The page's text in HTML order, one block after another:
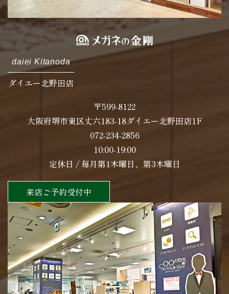
daiei Kitanoda
ダイエー北野田店
〒599-8122
大阪府堺市東区丈六183-18ダイエー北野田店1F
072-234-2856
10:00-19:00
定休日 / 毎月第1木曜日、第3木曜日
来店ご予約受付中